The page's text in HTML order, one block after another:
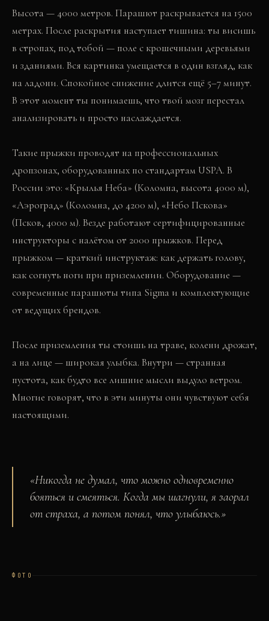
Высота — 4000 метров. Парашют раскрывается на 1500
метрах. После раскрытия наступает тишина: ты висишь
в стропах, под тобой — поле с крошечными деревьями
и зданиями. Вся картинка умещается в один взгляд, как
на ладони. Спокойное снижение длится ещё 5–7 минут.
В этот момент ты понимаешь, что твой мозг перестал
анализировать и просто наслаждается.
Такие прыжки проводят на профессиональных
дропзонах, оборудованных по стандартам USPA. В
России это: «Крылья Неба» (Коломна, высота 4000 м),
«Аэроград» (Коломна, до 4200 м), «Небо Пскова»
(Псков, 4000 м). Везде работают сертифицированные
инструкторы с налётом от 2000 прыжков. Перед
прыжком — краткий инструктаж: как держать голову,
как согнуть ноги при приземлении. Оборудование —
современные парашюты типа Sigma и комплектующие
от ведущих брендов.
После приземления ты стоишь на траве, колени дрожат,
а на лице — широкая улыбка. Внутри — странная
пустота, как будто все лишние мысли выдуло ветром.
Многие говорят, что в эти минуты они чувствуют себя
настоящими.
«Никогда не думал, что можно одновременно
бояться и смеяться. Когда мы шагнули, я заорал
от страха, а потом понял, что улыбаюсь.»
ФОТО